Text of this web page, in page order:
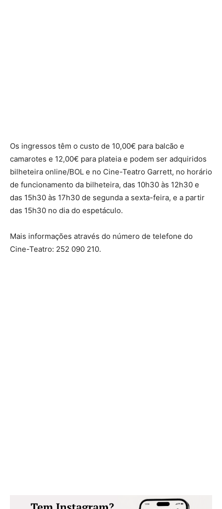
Os ingressos têm o custo de 10,00€ para balcão e
camarotes e 12,00€ para plateia e podem ser adquiridos
bilheteira online/BOL e no Cine-Teatro Garrett, no horário
de funcionamento da bilheteira, das 10h30 às 12h30 e
das 15h30 às 17h30 de segunda a sexta-feira, e a partir
das 15h30 no dia do espetáculo.
Mais informações através do número de telefone do
Cine-Teatro: 252 090 210.